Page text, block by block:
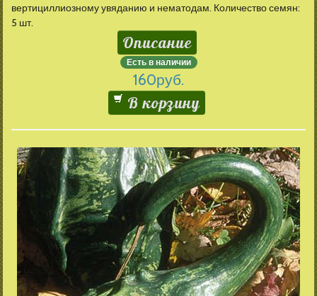
вертициллиозному увяданию и нематодам. Количество семян:
5 шт.
Описание
Есть в наличии
160руб.
В корзину